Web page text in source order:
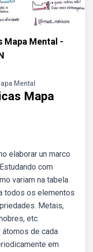
Mapa Mental -
Mental
Mapa
elaborar un marco
com
variam na tabela
todos os elementos
Metais,
etc.
de cada
em